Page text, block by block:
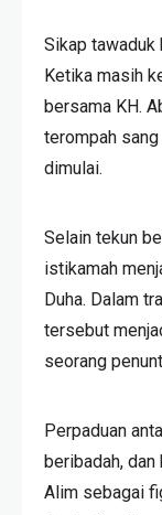
Sikap tawaduk
Ketika masih
bersama KH.
terompah
dimulai.
Selain tekun
istikamah
Duha. Dalam
tersebut
seorang
Perpaduan
beribadah, dan
Alim sebagai